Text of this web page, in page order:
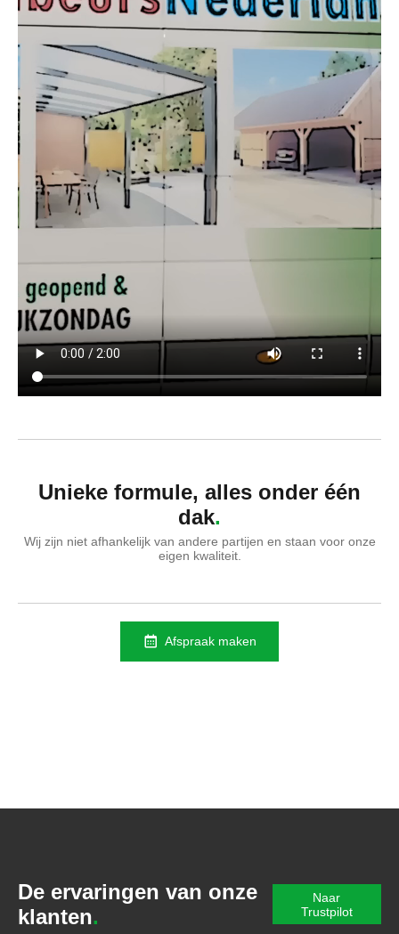
Unieke formule, alles onder één
dak
Wij zijn niet afhankelijk van andere partijen en staan voor onze
eigen kwaliteit.
Afspraak maken
De ervaringen van onze
klanten
Naar
Trustpilot